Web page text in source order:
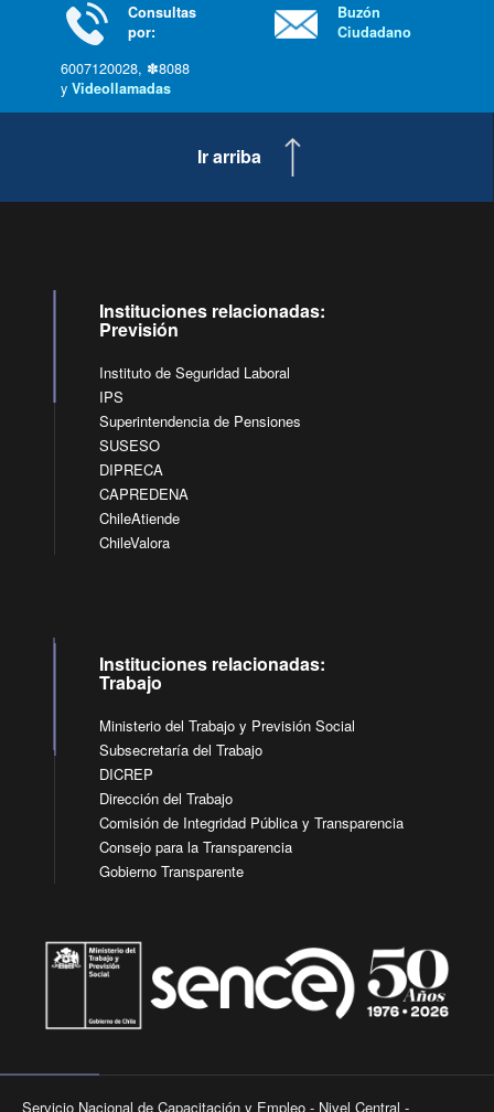
Consultas
por:
6007120028, ✽8088
y Videollamadas
Buzón
Ciudadano
Ir arriba
Instituciones relacionadas:
Previsión
Instituto de Seguridad Laboral
IPS
Superintendencia de Pensiones
SUSESO
DIPRECA
CAPREDENA
ChileAtiende
ChileValora
Instituciones relacionadas:
Trabajo
Ministerio del Trabajo y Previsión Social
Subsecretaría del Trabajo
DICREP
Dirección del Trabajo
Comisión de Integridad Pública y Transparencia
Consejo para la Transparencia
Gobierno Transparente
Servicio Nacional de Capacitación y Empleo - Nivel Central -